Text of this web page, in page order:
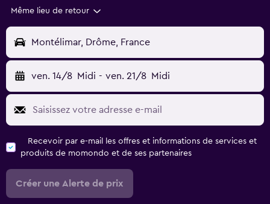
Même lieu de retour
Montélimar, Drôme, France
ven. 14/8 Midi - ven. 21/8 Midi
Recevoir par e-mail les offres et informations de services et
produits de momondo et de ses partenaires
Créer une Alerte de prix